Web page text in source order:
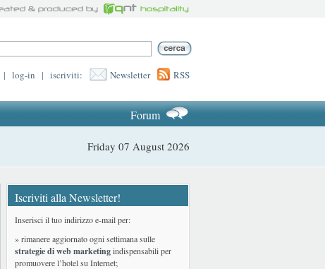
| log-in | iscriviti: Newsletter RSS
Forum
Friday 07 August 2026
Iscriviti alla Newsletter!
Inserisci il tuo indirizzo e-mail per:
» rimanere aggiornato ogni settimana sulle
strategie di web marketingindispensabili per
promuovere l’hotel su Internet;